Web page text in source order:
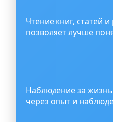
Чтение книг, статей
позволяет лучше
Наблюдение за
через опыт и